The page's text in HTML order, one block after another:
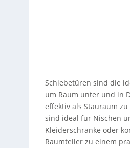
Schiebetüren sind die
um Raum unter und in
effektiv als Stauraum zu
sind ideal für Nischen
Kleiderschränke oder
Raumteiler zu einem